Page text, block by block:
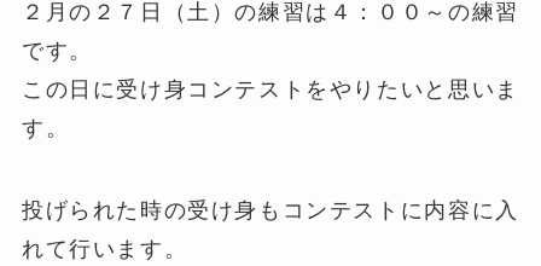
２月の２７日（土）の練習は４：００～の練習
です。
この日に受け身コンテストをやりたいと思いま
す。
投げられた時の受け身もコンテストに内容に入
れて行います。